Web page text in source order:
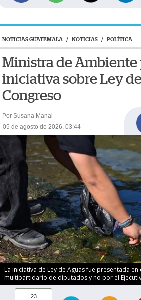
NOTICIAS GUATEMALA / NOTICIAS / POLÍTICA
Ministra de Ambiente
iniciativa sobre Ley
Congreso
Por Susana Manai
05 de agosto de 2026, 03:44
La iniciativa de Ley de Aguas fue presentada
multipartidario de diputados y no por el
23